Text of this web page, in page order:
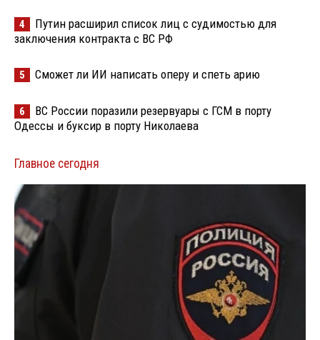
4
Путин расширил список лиц с судимостью для
заключения контракта с ВС РФ
5 Сможет ли ИИ написать оперу и спеть арию
6
ВС России поразили резервуары с ГСМ в порту
Одессы и буксир в порту Николаева
Главное сегодня